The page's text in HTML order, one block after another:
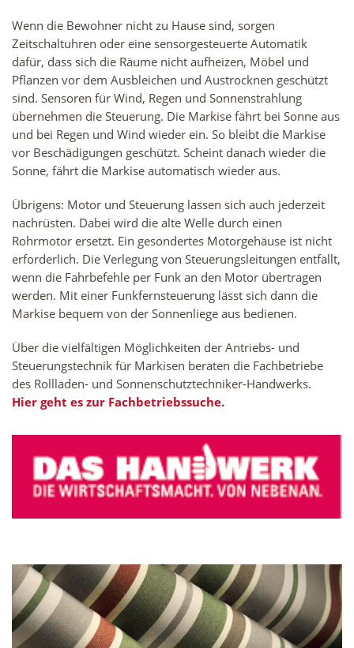
Wenn die Bewohner nicht zu Hause sind, sorgen
Zeitschaltuhren oder eine sensorgesteuerte Automatik
dafür, dass sich die Räume nicht aufheizen, Möbel und
Pflanzen vor dem Ausbleichen und Austrocknen geschützt
sind. Sensoren für Wind, Regen und Sonnenstrahlung
übernehmen die Steuerung. Die Markise fährt bei Sonne aus
und bei Regen und Wind wieder ein. So bleibt die Markise
vor Beschädigungen geschützt. Scheint danach wieder die
Sonne, fährt die Markise automatisch wieder aus.
Übrigens: Motor und Steuerung lassen sich auch jederzeit
nachrüsten. Dabei wird die alte Welle durch einen
Rohrmotor ersetzt. Ein gesondertes Motorgehäuse ist nicht
erforderlich. Die Verlegung von Steuerungsleitungen entfällt,
wenn die Fahrbefehle per Funk an den Motor übertragen
werden. Mit einer Funkfernsteuerung lässt sich dann die
Markise bequem von der Sonnenliege aus bedienen.
Über die vielfältigen Möglichkeiten der Antriebs- und
Steuerungstechnik für Markisen beraten die Fachbetriebe
des Rollladen- und Sonnenschutztechniker-Handwerks.
Hier geht es zur Fachbetriebssuche.